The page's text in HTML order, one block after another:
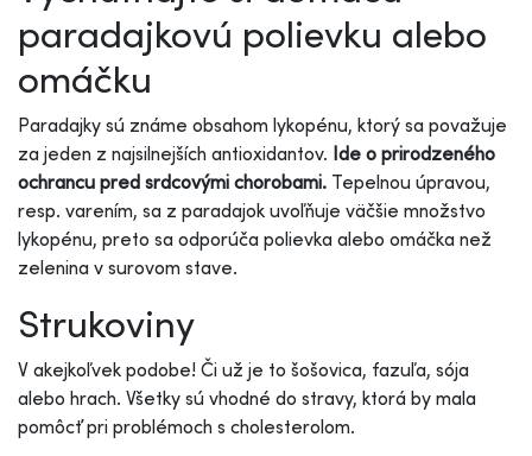
paradajkovú polievku alebo
omáčku
Paradajky sú známe obsahom lykopénu, ktorý sa považuje
za jeden z najsilnejších antioxidantov. Ide o prirodzeného
ochrancu pred srdcovými chorobami. Tepelnou úpravou,
resp. varením, sa z paradajok uvoľňuje väčšie množstvo
lykopénu, preto sa odporúča polievka alebo omáčka než
zelenina v surovom stave.
Strukoviny
V akejkoľvek podobe! Či už je to šošovica, fazuľa, sója
alebo hrach. Všetky sú vhodné do stravy, ktorá by mala
pomôcť pri problémoch s cholesterolom.